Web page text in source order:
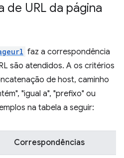
URL da página
faz a correspondência
são atendidos. A os critérios
de host, caminho
"igual a", "prefixo" ou
na tabela a seguir:
Correspondências